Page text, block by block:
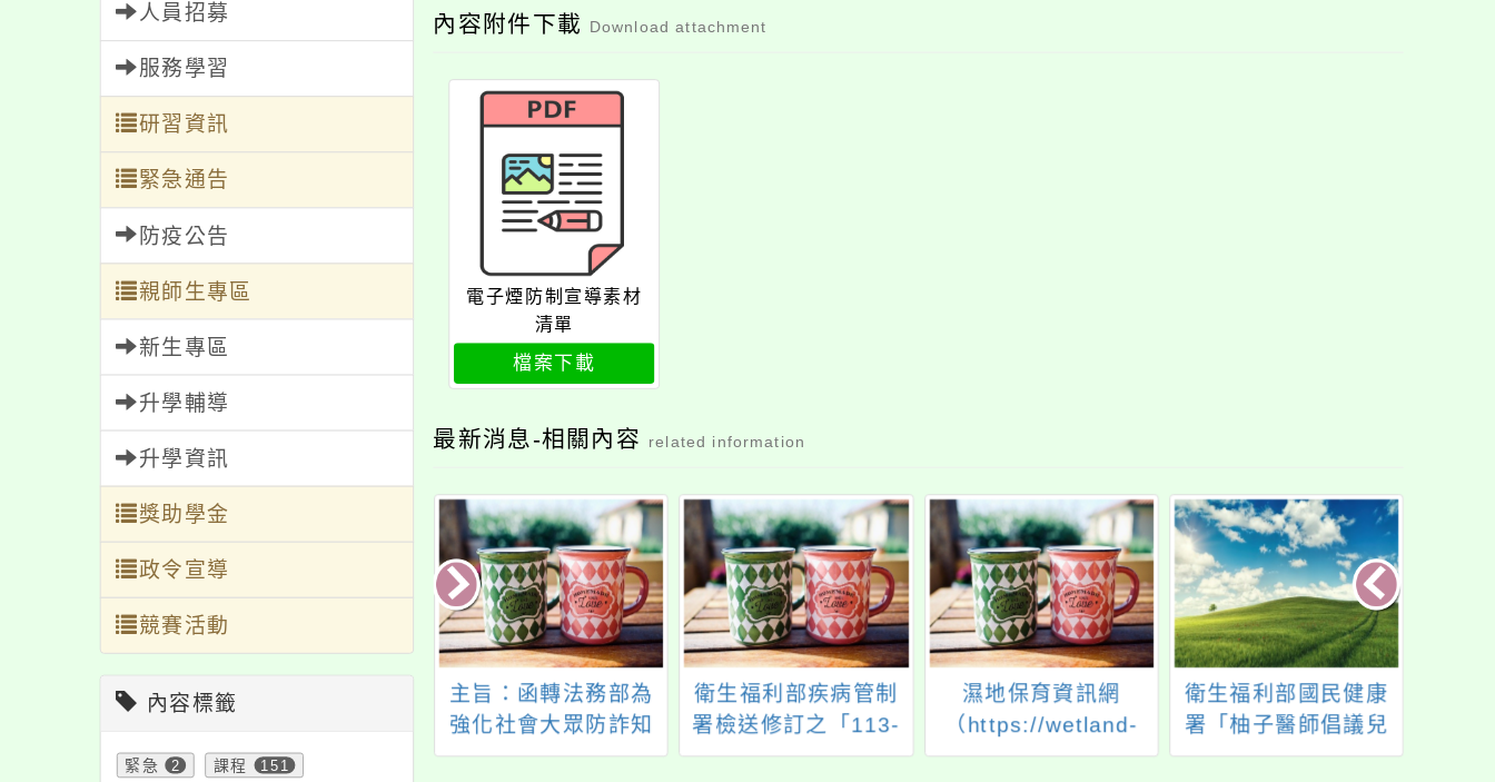
人員招募
服務學習
研習資訊
緊急通告
防疫公告
親師生專區
新生專區
升學輔導
升學資訊
獎助學金
政令宣導
競賽活動
內容標籤
緊急 2 課程 151
內容附件下載 Download attachment
電子煙防制宣導素材
清單
檔案下載
最新消息-相關內容 related information
府為強化落實
14條有關補助
有關衛生福利部社會
犬友善環境」宣導一
主旨：函轉法務部為
強化社會大眾防詐知
能及宣導檢察官於國
衛生福利部疾病管制
署檢送修訂之「113-
114年JN.1 COVID-
濕地保育資訊網
（https://wetland-
tw.nps.gov.tw）自
衛生福利部國民健康
署「柚子醫師倡議兒
童健康體位」影片